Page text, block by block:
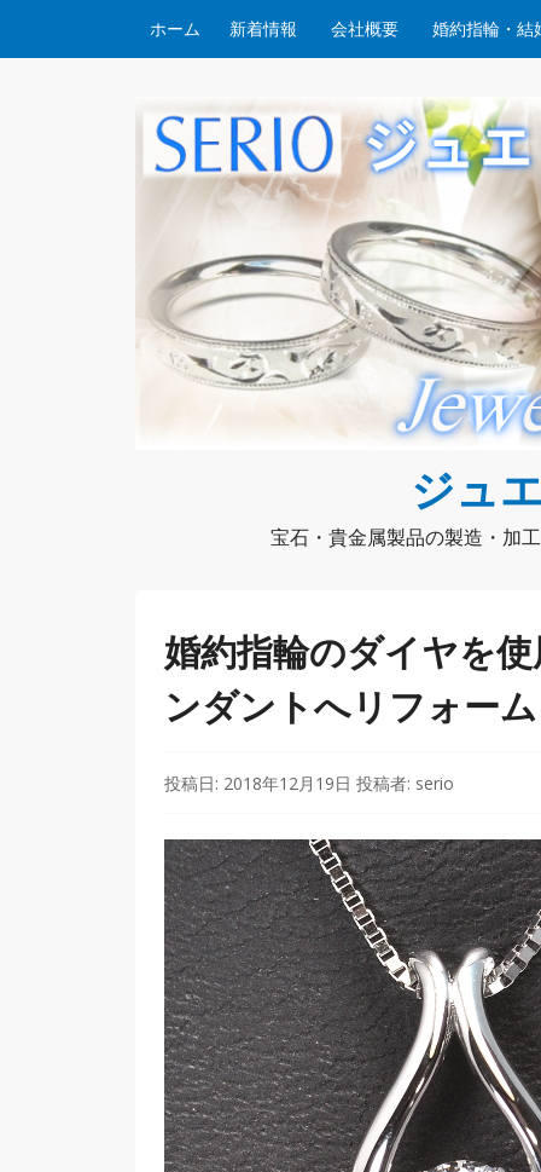
ホーム 新着情報 会社概要 婚約指輪・結
ジュ
宝石・貴金属製品の製造・加
婚約指輪のダイヤを
ンダントへリフォーム
投稿日: 2018年12月19日 投稿者: serio